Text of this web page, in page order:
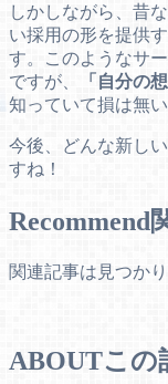
しかしながら、昔
い採用の形を提供
す。このようなサ
ですが、
「自分の
知っていて損は無い
今後、どんな新し
すね！
Recommend
関連記事は見つか
ABOUTこの